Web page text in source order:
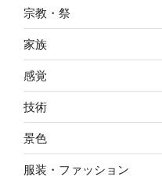
宗教・祭
家族
感覚
技術
景色
服装・ファッション